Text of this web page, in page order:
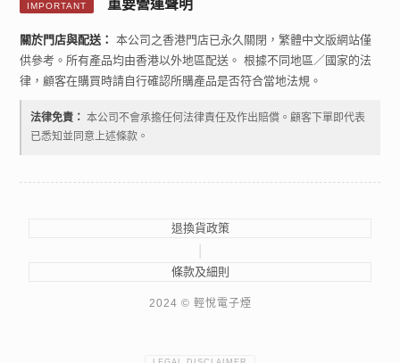
IMPORTANT 重要營運聲明
關於門店與配送： 本公司之香港門店已永久關閉，繁體中文版網站僅
供參考。所有產品均由香港以外地區配送。 根據不同地區／國家的法
律，顧客在購買時請自行確認所購產品是否符合當地法規。
法律免責： 本公司不會承擔任何法律責任及作出賠償。顧客下單即代表
已悉知並同意上述條款。
退換貨政策
|
條款及細則
2024 © 輕悅電子煙